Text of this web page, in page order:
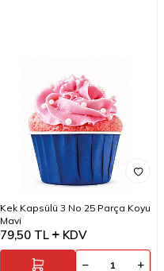
Kek Kapsülü 3 No 25 Parça Koyu
Mavi
79,50 TL KDV